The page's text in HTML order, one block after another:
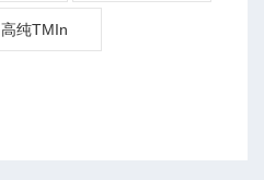
高纯TMIn